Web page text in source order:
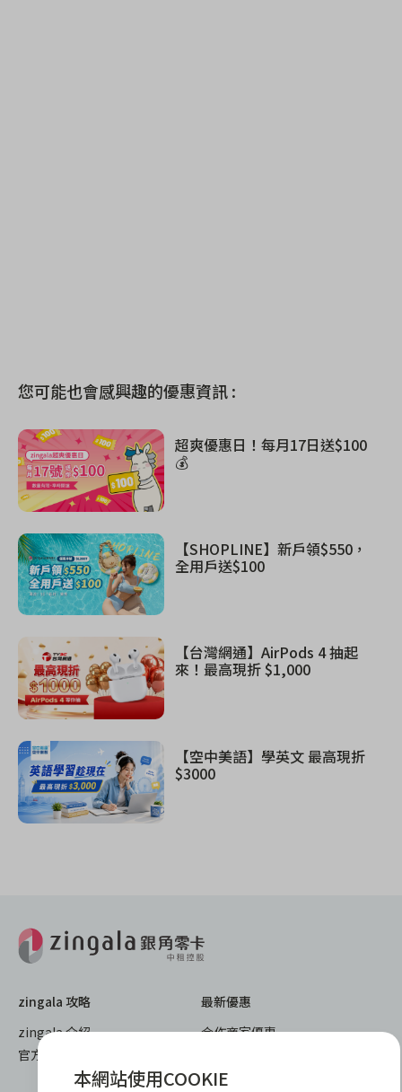
您可能也會感興趣的優惠資訊 :
超爽優惠日！每月17日送$100
💰
【SHOPLINE】新戶領$550，
全用戶送$100
【台灣網通】AirPods 4 抽起
來！最高現折 $1,000
【空中美語】學英文 最高現折
$3000
zingala 攻略
zingala 介紹
官方部落格
最新優惠
合作商家優惠
重要公告
本網站使用COOKIE